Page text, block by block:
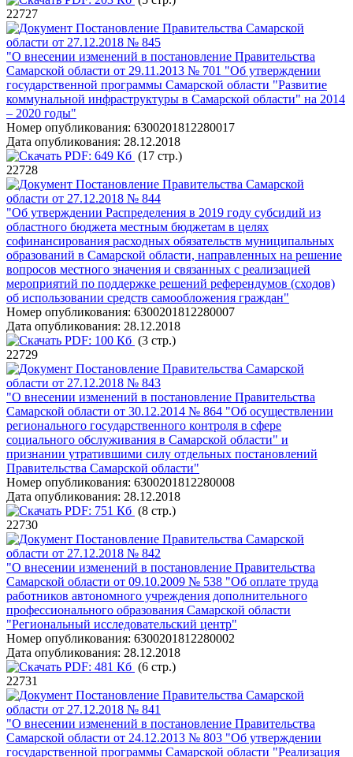
22727
Постановление Правительства Самарской
области от 27.12.2018 № 845
"О внесении изменений в постановление Правительства
Самарской области от 29.11.2013 № 701 "Об утверждении
государственной программы Самарской области "Развитие
коммунальной инфраструктуры в Самарской области" на 2014
– 2020 годы"
Номер опубликования: 6300201812280017
Дата опубликования: 28.12.2018
PDF: 649 Кб (17 стр.)
22728
Постановление Правительства Самарской
области от 27.12.2018 № 844
"Об утверждении Распределения в 2019 году субсидий из
областного бюджета местным бюджетам в целях
софинансирования расходных обязательств муниципальных
образований в Самарской области, направленных на решение
вопросов местного значения и связанных с реализацией
мероприятий по поддержке решений референдумов (сходов)
об использовании средств самообложения граждан"
Номер опубликования: 6300201812280007
Дата опубликования: 28.12.2018
PDF: 100 Кб (3 стр.)
22729
Постановление Правительства Самарской
области от 27.12.2018 № 843
"О внесении изменений в постановление Правительства
Самарской области от 30.12.2014 № 864 "Об осуществлении
регионального государственного контроля в сфере
социального обслуживания в Самарской области" и
признании утратившими силу отдельных постановлений
Правительства Самарской области"
Номер опубликования: 6300201812280008
Дата опубликования: 28.12.2018
PDF: 751 Кб (8 стр.)
22730
Постановление Правительства Самарской
области от 27.12.2018 № 842
"О внесении изменений в постановление Правительства
Самарской области от 09.10.2009 № 538 "Об оплате труда
работников автономного учреждения дополнительного
профессионального образования Самарской области
"Региональный исследовательский центр"
Номер опубликования: 6300201812280002
Дата опубликования: 28.12.2018
PDF: 481 Кб (6 стр.)
22731
Постановление Правительства Самарской
области от 27.12.2018 № 841
"О внесении изменений в постановление Правительства
Самарской области от 24.12.2013 № 803 "Об утверждении
государственной программы Самарской области "Реализация